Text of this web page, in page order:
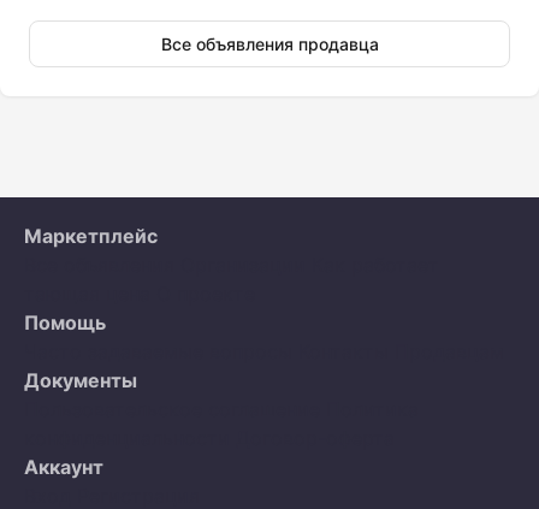
Все объявления продавца
Маркетплейс
Помощь
Документы
Аккаунт